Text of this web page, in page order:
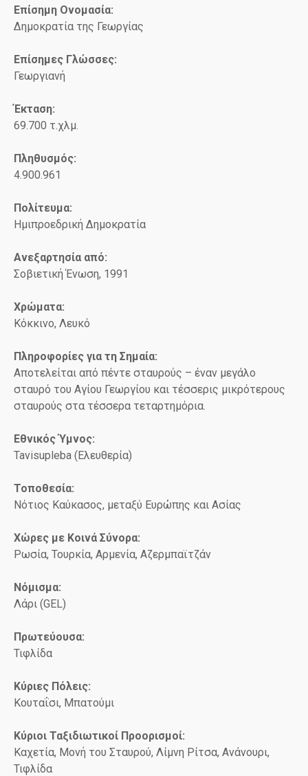
Επίσημη Ονομασία:
Δημοκρατία της Γεωργίας
Επίσημες Γλώσσες:
Γεωργιανή
Έκταση:
69.700 τ.χλμ.
Πληθυσμός:
4.900.961
Πολίτευμα:
Ημιπροεδρική Δημοκρατία
Ανεξαρτησία από:
Σοβιετική Ένωση, 1991
Χρώματα:
Κόκκινο, Λευκό
Πληροφορίες για τη Σημαία:
Αποτελείται από πέντε σταυρούς – έναν μεγάλο
σταυρό του Αγίου Γεωργίου και τέσσερις μικρότερους
σταυρούς στα τέσσερα τεταρτημόρια.
Εθνικός Ύμνος:
Tavisupleba (Ελευθερία)
Τοποθεσία:
Νότιος Καύκασος, μεταξύ Ευρώπης και Ασίας
Χώρες με Κοινά Σύνορα:
Ρωσία, Τουρκία, Αρμενία, Αζερμπαϊτζάν
Νόμισμα:
Λάρι (GEL)
Πρωτεύουσα:
Τιφλίδα
Κύριες Πόλεις:
Κουταΐσι, Μπατούμι
Κύριοι Ταξιδιωτικοί Προορισμοί:
Καχετία, Μονή του Σταυρού, Λίμνη Ρίτσα, Ανάνουρι,
Τιφλίδα